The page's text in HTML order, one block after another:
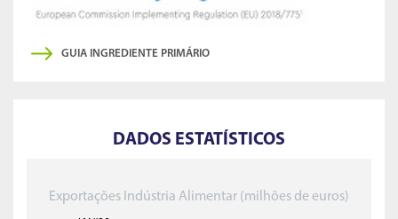
GUIA INGREDIENTE PRIMÁRIO
DADOS ESTATÍSTICOS
Exportações Indústria Alimentar (milhões de euros)